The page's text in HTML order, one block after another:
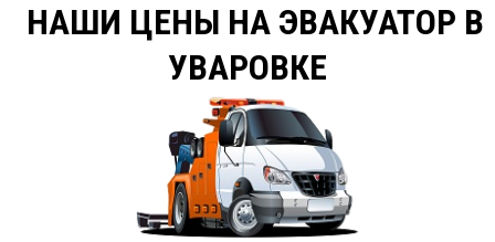
НАШИ ЦЕНЫ НА ЭВАКУАТОР В
УВАРОВКЕ